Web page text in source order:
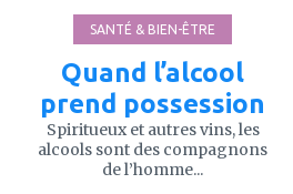
SANTÉ & BIEN-ÊTRE
Quand l’alcool
prend possession
Spiritueux et autres vins, les
alcools sont des compagnons
de l’homme...